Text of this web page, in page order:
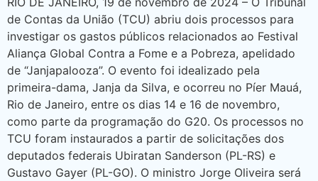
de Contas da União (TCU) abriu dois processos para
investigar os gastos públicos relacionados ao Festival
Aliança Global Contra a Fome e a Pobreza, apelidado
de “Janjapalooza”. O evento foi idealizado pela
primeira-dama, Janja da Silva, e ocorreu no Píer Mauá,
Rio de Janeiro, entre os dias 14 e 16 de novembro,
como parte da programação do G20. Os processos no
TCU foram instaurados a partir de solicitações dos
deputados federais Ubiratan Sanderson (PL-RS) e
Gustavo Gayer (PL-GO). O ministro Jorge Oliveira será